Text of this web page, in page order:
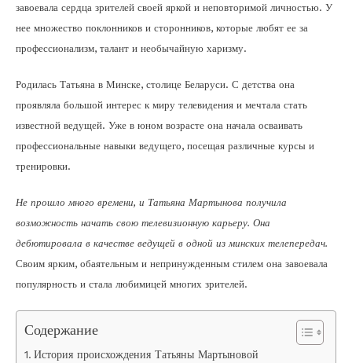
завоевала сердца зрителей своей яркой и неповторимой личностью. У
нее множество поклонников и сторонников, которые любят ее за
профессионализм, талант и необычайную харизму.
Родилась Татьяна в Минске, столице Беларуси. С детства она
проявляла большой интерес к миру телевидения и мечтала стать
известной ведущей. Уже в юном возрасте она начала осваивать
профессиональные навыки ведущего, посещая различные курсы и
тренировки.
Не прошло много времени, и Татьяна Мартынова получила
возможность начать свою телевизионную карьеру. Она
дебютировала в качестве ведущей в одной из минских телепередач.
Своим ярким, обаятельным и непринужденным стилем она завоевала
популярность и стала любимицей многих зрителей.
Содержание
История происхождения Татьяны Мартыновой